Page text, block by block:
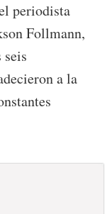
periodista
Follmann,
a la